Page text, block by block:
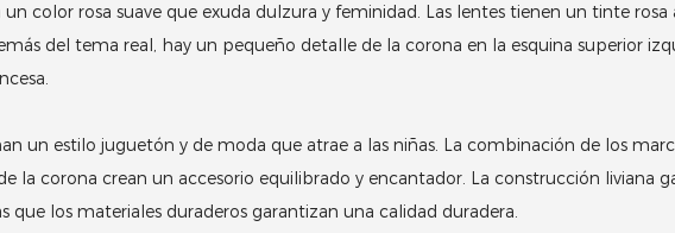
color rosa suave que exuda dulzura y feminidad. Las lentes tienen un tinte
del tema real, hay un pequeño detalle de la corona en la esquina superior
un estilo juguetón y de moda que atrae a las niñas. La combinación de los
la corona crean un accesorio equilibrado y encantador. La construcción liviana
que los materiales duraderos garantizan una calidad duradera.